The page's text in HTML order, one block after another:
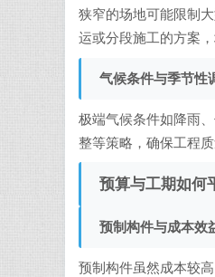
狭窄的场地可能限制
运或分段施工的方案
气候条件与季节性
极端气候条件如降雨
整等策略，确保工程质
预算与工期如何
预制构件与成本效
预制构件虽然成本较